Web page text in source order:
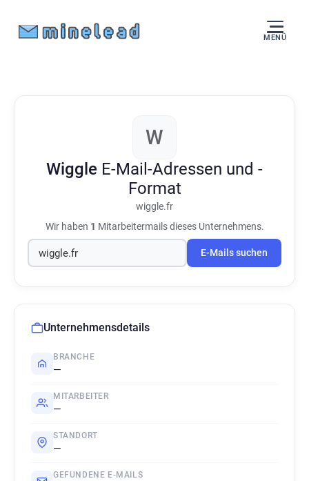
MENÜ
W
Wiggle E-Mail-Adressen und -
Format
wiggle.fr
Wir haben 1 Mitarbeitermails dieses Unternehmens.
E-Mails suchen
Unternehmensdetails
BRANCHE
—
MITARBEITER
—
STANDORT
—
GEFUNDENE E-MAILS